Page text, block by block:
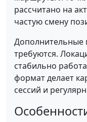
рассчитано на
частую смену
Дополнительные
требуются.
стабильно
формат делает
сессий и